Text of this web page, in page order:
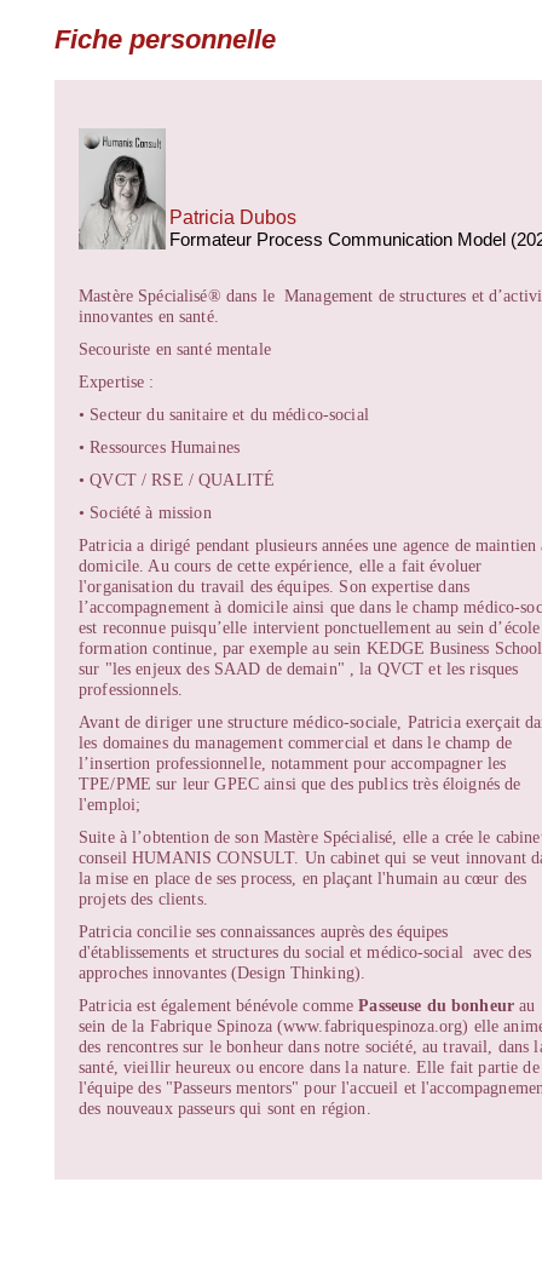
Fiche personnelle
Patricia Dubos
Formateur Process Communication Model
Mastère Spécialisé®️ dans le Management de structures et
innovantes en santé.
Secouriste en santé mentale
Expertise :
• Secteur du sanitaire et du médico-social
• Ressources Humaines
• QVCT / RSE / QUALITÉ
• Société à mission
Patricia a dirigé pendant plusieurs années une agence de maintien
domicile. Au cours de cette expérience, elle a fait évoluer
l'organisation du travail des équipes. Son expertise dans
l’accompagnement à domicile ainsi que dans le champmédico-
est reconnue puisqu’elle intervient ponctuellement au sein
formation continue, par exemple au sein KEDGE Business School
sur "les enjeux des SAAD de demain" , la QVCT et les risques
professionnels.
Avant de diriger une structure médico-sociale, Patricia exerçait
les domaines du management commercial et dans le champ de
l’insertion professionnelle, notamment pour accompagner les
TPE/PME sur leur GPEC ainsi que des publics très éloignés de
l'emploi;
Suite à l’obtention de son Mastère Spécialisé, elle a crée le
conseil HUMANIS CONSULT. Un cabinet qui se veut innovant
la mise en place de ses process, en plaçant l'humain au cœur des
projets des clients.
Patricia concilie ses connaissances auprès des équipes
d'établissements et structures du social et médico-social avec des
approches innovantes (Design Thinking).
Patricia est également bénévole commePasseuse du bonheur au
sein de la Fabrique Spinoza (www.fabriquespinoza.org) elle
des rencontres sur le bonheur dans notre société, au travail, dans
santé, vieillir heureux ou encore dans la nature. Elle fait partie de
l'équipe des "Passeurs mentors" pour l'accueil et
des nouveaux passeurs qui sont en région.